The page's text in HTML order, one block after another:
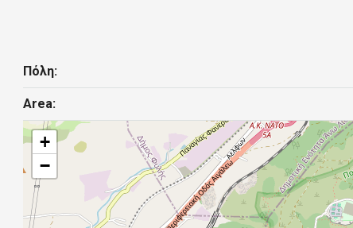
Πόλη:
Area:
+
−